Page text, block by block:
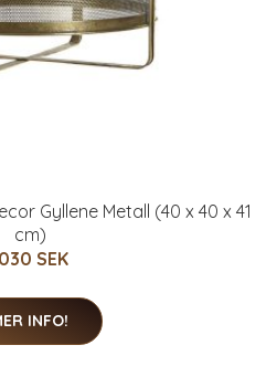
Gyllene Metall (40 x 40 x 41
cm)
SEK
INFO!